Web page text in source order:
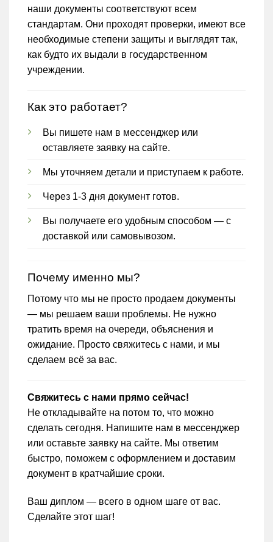
наши документы соответствуют всем
стандартам. Они проходят проверки, имеют все
необходимые степени защиты и выглядят так,
как будто их выдали в государственном
учреждении.
Как это работает?
Вы пишете нам в мессенджер или
оставляете заявку на сайте.
Мы уточняем детали и приступаем к работе.
Через 1-3 дня документ готов.
Вы получаете его удобным способом — с
доставкой или самовывозом.
Почему именно мы?
Потому что мы не просто продаем документы
— мы решаем ваши проблемы. Не нужно
тратить время на очереди, объяснения и
ожидание. Просто свяжитесь с нами, и мы
сделаем всё за вас.
Свяжитесь с нами прямо сейчас!
Не откладывайте на потом то, что можно
сделать сегодня. Напишите нам в мессенджер
или оставьте заявку на сайте. Мы ответим
быстро, поможем с оформлением и доставим
документ в кратчайшие сроки.
Ваш диплом — всего в одном шаге от вас.
Сделайте этот шаг!